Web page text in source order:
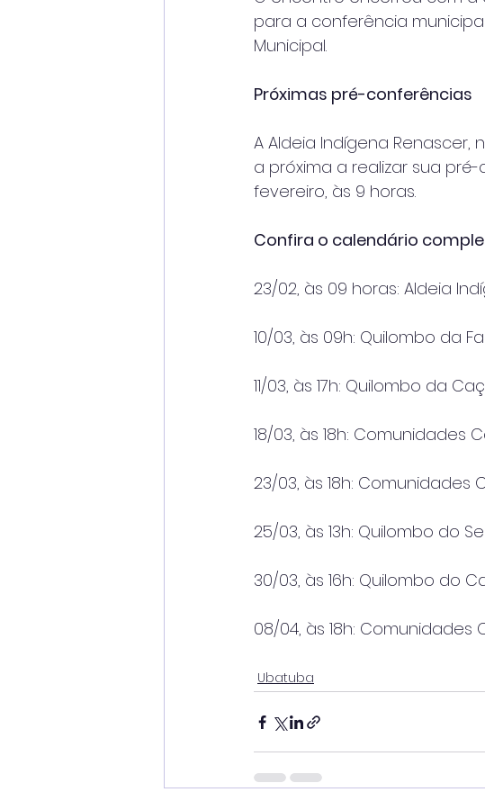
para a conferência
Municipal.
Próximas pré-conferências
A Aldeia Indígena
a próxima a realizar sua
fevereiro, às 9 horas.
Confira o calendário
23/02, às 09 horas: Aldeia
10/03, às 09h: Quilombo da
11/03, às 17h: Quilombo da
18/03, às 18h: Comunidades
23/03, às 18h: Comunidades
25/03, às 13h: Quilombo do
30/03, às 16h: Quilombo do
08/04, às 18h: Comunidades
Ubatuba